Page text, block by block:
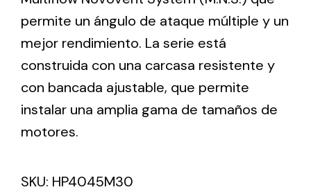
Ventilation
The incorporation of Novovent into the group
meant a greater offer of ventilation products for
different uses
Iluminación Solar
permite un ángulo de ataque múltiple y un
mejor rendimiento. La serie está
construida con una carcasa resistente y
con bancada ajustable, que permite
instalar una amplia gama de tamaños de
motores.
SKU: HP4045M30